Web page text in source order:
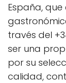
España,
través del
ser una
por su
calidad,